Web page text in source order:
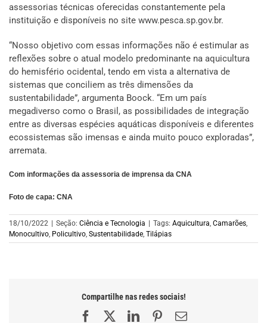
assessorias técnicas oferecidas constantemente pela
instituição e disponíveis no site www.pesca.sp.gov.br.
“Nosso objetivo com essas informações não é estimular as
reflexões sobre o atual modelo predominante na aquicultura
do hemisfério ocidental, tendo em vista a alternativa de
sistemas que conciliem as três dimensões da
sustentabilidade”, argumenta Boock. “Em um país
megadiverso como o Brasil, as possibilidades de integração
entre as diversas espécies aquáticas disponíveis e diferentes
ecossistemas são imensas e ainda muito pouco exploradas”,
arremata.
Com informações da assessoria de imprensa da CNA
Foto de capa: CNA
18/10/2022 Seção: Ciência e Tecnologia Tags: Aquicultura, Camarões,
Monocultivo, Policultivo, Sustentabilidade, Tilápias
Compartilhe nas redes sociais!
FacebookLinkedInPinterest
E-